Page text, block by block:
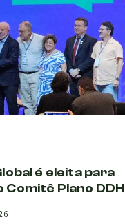
é eleita para
Comitê Plano DDH